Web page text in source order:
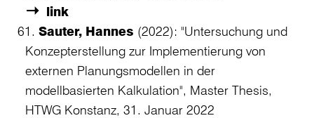
link
Sauter, Hannes (2022): "Untersuchung und
Konzepterstellung zur Implementierung von
externen Planungsmodellen in der
modellbasierten Kalkulation", Master Thesis,
HTWG Konstanz, 31. Januar 2022